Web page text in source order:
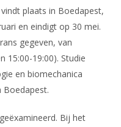
plaats in Boedapest,
en eindigt op 30 mei.
gegeven, van
15:00-19:00). Studie
en biomechanica
Boedapest.
Bij het